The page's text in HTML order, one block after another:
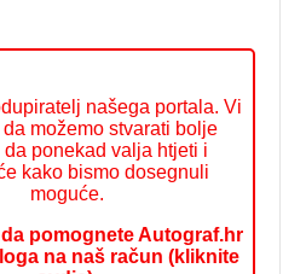
našega portala. Vi
možemo stvarati bolje
da ponekad valja htjeti i
kako bismo dosegnuli
moguće.
pomognete Autograf.hr
na naš račun (kliknite